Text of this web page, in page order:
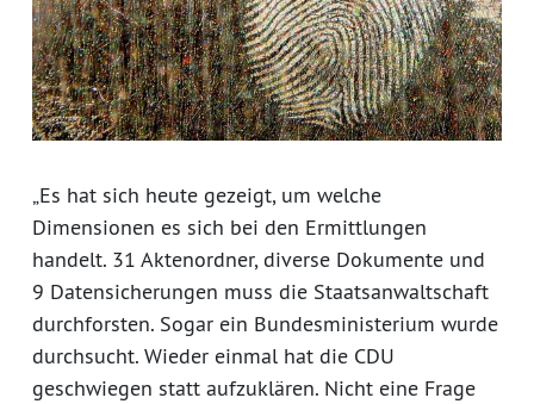
„Es hat sich heute gezeigt, um welche
Dimensionen es sich bei den Ermittlungen
handelt. 31 Aktenordner, diverse Dokumente und
9 Datensicherungen muss die Staatsanwaltschaft
durchforsten. Sogar ein Bundesministerium wurde
durchsucht. Wieder einmal hat die CDU
geschwiegen statt aufzuklären. Nicht eine Frage